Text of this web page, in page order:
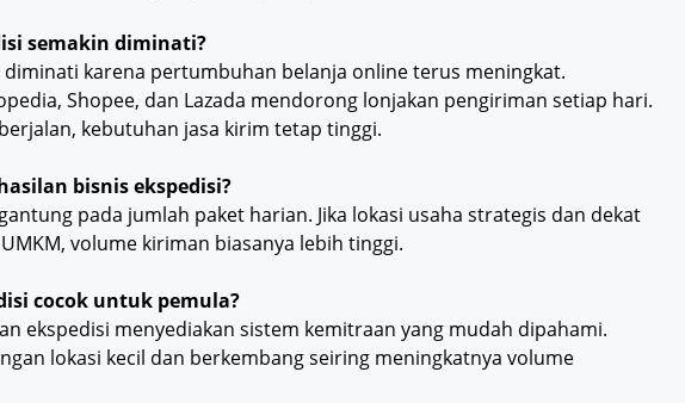
semakin diminati?
diminati karena pertumbuhan belanja online terus meningkat.
Shopee, dan Lazada mendorong lonjakan pengiriman setiap hari.
kebutuhan jasa kirim tetap tinggi.
bisnis ekspedisi?
pada jumlah paket harian. Jika lokasi usaha strategis dan dekat
volume kiriman biasanya lebih tinggi.
cocok untuk pemula?
ekspedisi menyediakan sistem kemitraan yang mudah dipahami.
lokasi kecil dan berkembang seiring meningkatnya volume